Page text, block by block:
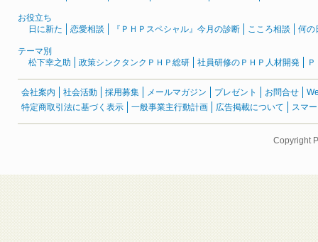
お役立ち
日に新た
恋愛相談 『ＰＨＰスペシャル』今月の診断 こころ相談 何の
テーマ別
松下幸之助
政策シンクタンクＰＨＰ総研 社員研修のＰＨＰ人材開発
会社案内 社会活動 採用募集 メールマガジン プレゼント お問合せ
特定商取引法に基づく表示
一般事業主行動計画 広告掲載について スマ
Copyright